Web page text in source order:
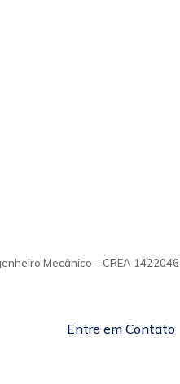
Mecânico – CREA
Entre em Contato